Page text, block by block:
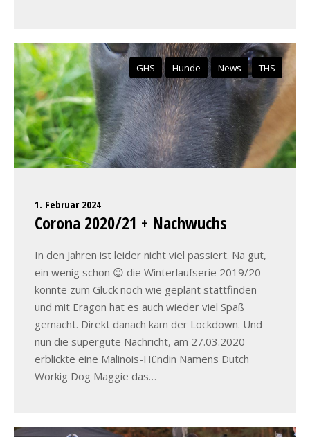
GHS Hunde News THS
1. Februar 2024
Corona 2020/21 + Nachwuchs
In den Jahren ist leider nicht viel passiert. Na gut,
ein wenig schon 😉 die Winterlaufserie 2019/20
konnte zum Glück noch wie geplant stattfinden
und mit Eragon hat es auch wieder viel Spaß
gemacht. Direkt danach kam der Lockdown. Und
nun die supergute Nachricht, am 27.03.2020
erblickte eine Malinois-Hündin Namens Dutch
Workig Dog Maggie das…